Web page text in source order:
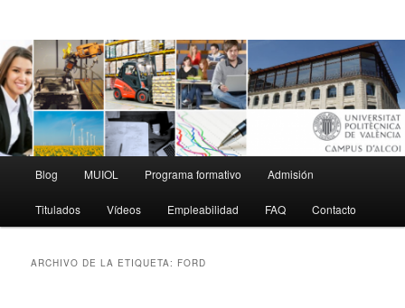
principal
Blog MUIOL Programa formativo Admisión
Titulados Vídeos Empleabilidad FAQ Contacto
ARCHIVO DE LA ETIQUETA: FORD